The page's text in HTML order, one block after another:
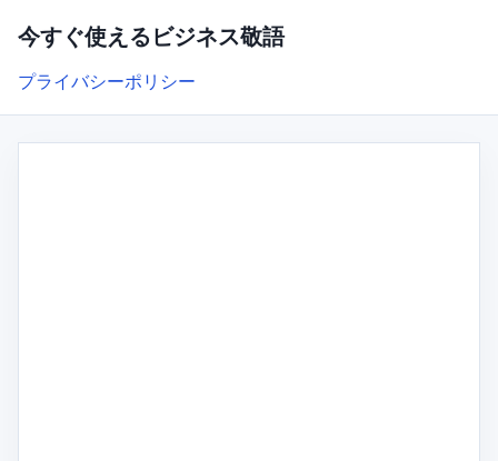
今すぐ使えるビジネス敬語
プライバシーポリシー